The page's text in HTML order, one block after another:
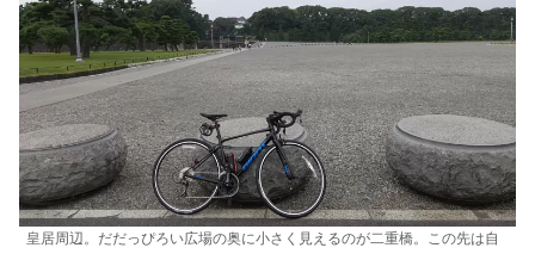
皇居周辺。だだっぴろい広場の奥に小さく見えるのが二重橋。この先は自